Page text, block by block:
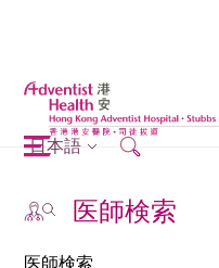
日本語
医師検索
医師検索